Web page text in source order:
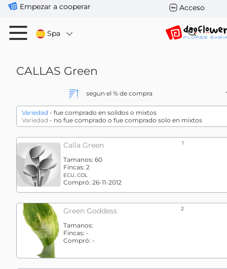
Empezar a cooperar Acceso
Spa
CALLAS Green
Variedad - fue comprado en solidos o mixtos
Variedad - no fue comprado o fue comprado solo en mixtos
Calla Green 1
Tamanos: 60
Fincas: 2
ECU, COL
Compró: 26-11-2012
Green Goddess 2
Tamanos:
Fincas: -
Compró: -